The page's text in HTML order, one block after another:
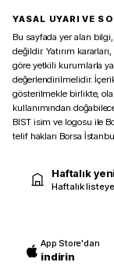
YASAL UYARI VE
Bu sayfada yer alan bilgi,
değildir. Yatırım
göre yetkili kurumlarla
değerlendirilmelidir.
gösterilmekle birlikte,
kullanımından
BIST isim ve logosu ile
telif hakları Borsa
Haftalık
Haftalık
App Store'dan
indirin